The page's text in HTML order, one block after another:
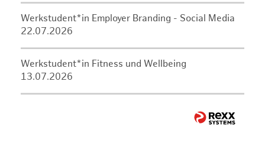
Werkstudent*in Employer Branding - Social Media
22.07.2026
Werkstudent*in Fitness und Wellbeing
13.07.2026